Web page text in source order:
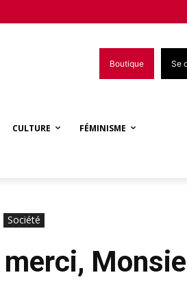
Boutique Se
CULTURE FÉMINISME
Société